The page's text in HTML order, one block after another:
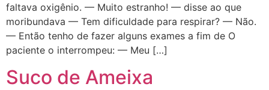
faltava oxigênio. — Muito estranho! — disse ao que
moribundava — Tem dificuldade para respirar? — Não.
— Então tenho de fazer alguns exames a fim de O
paciente o interrompeu: — Meu […]
Suco de Ameixa